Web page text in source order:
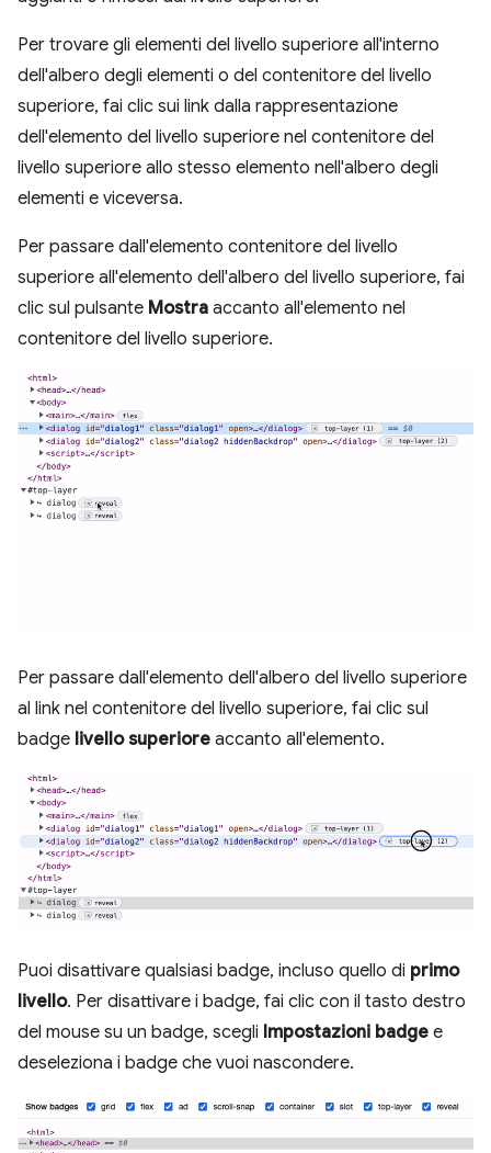
Per trovare gli elementi del livello superiore all'interno
dell'albero degli elementi o del contenitore del livello
superiore, fai clic sui link dalla rappresentazione
dell'elemento del livello superiore nel contenitore del
livello superiore allo stesso elemento nell'albero degli
elementi e viceversa.
Per passare dall'elemento contenitore del livello
superiore all'elemento dell'albero del livello superiore, fai
clic sul pulsante Mostra accanto all'elemento nel
contenitore del livello superiore.
Per passare dall'elemento dell'albero del livello superiore
al link nel contenitore del livello superiore, fai clic sul
badge livello superiore accanto all'elemento.
Puoi disattivare qualsiasi badge, incluso quello di primo
livello. Per disattivare i badge, fai clic con il tasto destro
del mouse su un badge, scegli Impostazioni badge e
deseleziona i badge che vuoi nascondere.